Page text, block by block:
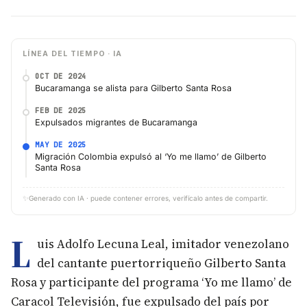
LÍNEA DEL TIEMPO · IA
OCT DE 2024
Bucaramanga se alista para Gilberto Santa Rosa
FEB DE 2025
Expulsados migrantes de Bucaramanga
MAY DE 2025
Migración Colombia expulsó al ‘Yo me llamo’ de Gilberto
Santa Rosa
✨ Generado con IA · puede contener errores, verifícalo antes de compartir.
L uis Adolfo Lecuna Leal, imitador venezolano
del cantante puertorriqueño Gilberto Santa
Rosa y participante del programa ‘Yo me llamo’ de
Caracol Televisión, fue expulsado del país por